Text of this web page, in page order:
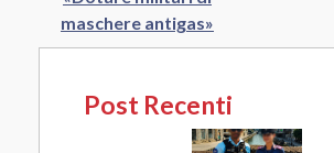
maschere antigas»
Post Recenti